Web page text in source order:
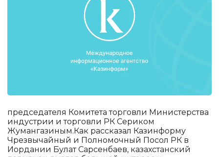
председателя Комитета торговли Министерства
индустрии и торговли РК Сериком
Жумангазиным.Как рассказал Казинформу
Чрезвычайный и Полномочный Посол РК в
Иордании Булат Сарсенбаев, казахстанский